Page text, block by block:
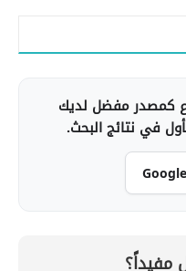
كمصدر مفضل لديك
في نتائج البحث.
مفيداً؟